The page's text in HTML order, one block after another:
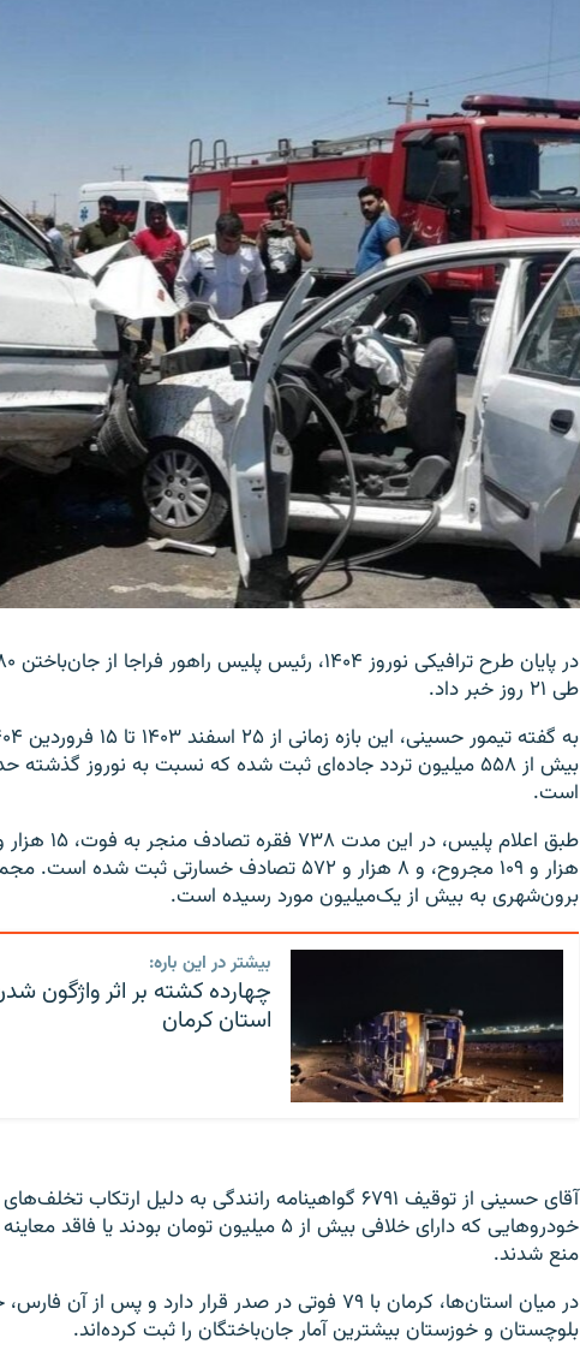
طی ۲۱ روز خبر داد.
است.
هزار و ۱۰۹ مجروح، و ۸ هزار و ۵۷۲ تصادف خسارتی
برون‌شهری به بیش از یک‌میلیون مورد رسیده است.
بیشتر در این باره:
چهارده کشته بر اثر واژگون‌
استان کرمان
آقای حسینی از توقیف ۶۷۹۱ گواهینامه رانندگی به دلیل
خودروهایی که دارای خلافی بیش از ۵ میلیون تومان
منع شدند.
در میان استان‌ها، کرمان با ۷۹ فوتی در صدر قرار دارد و
بلوچستان و خوزستان بیشترین آمار جان‌باختگان را ثبت کرده‌اند.